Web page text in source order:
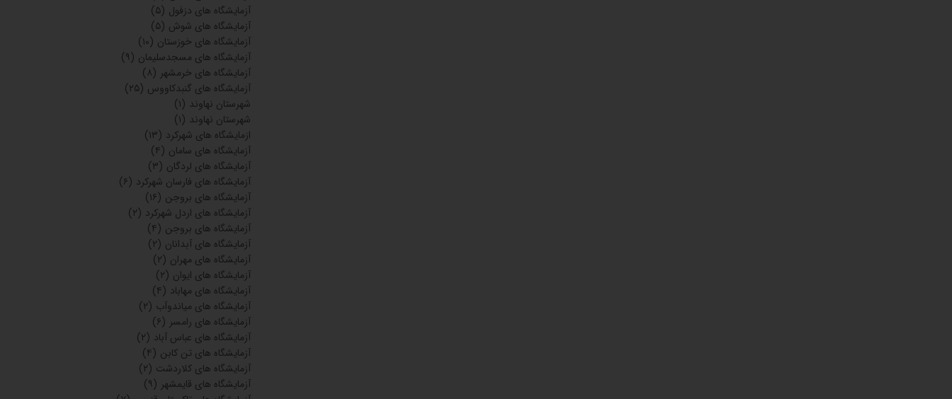
آزمایشگاه های دزفول (۵)
آزمایشگاه های شوش (۵)
آزمایشگاه های خوزستان (۱۰)
آزمایشگاه های مسجدسلیمان (۹)
آزمایشگاه های خرمشهر (۸)
آزمایشگاه های گنبدکاووس (۲۵)
شهرستان نهاوند (۱)
شهرستان نهاوند (۱)
ازمایشگاه های شهرکرد (۱۳)
آزمایشگاه های سامان (۴)
آزمایشگاه های لردگان (۳)
آزمایشگاه های فارسان شهرکرد (۶)
آزمایشگاه های بروجن (۱۶)
آزمایشگاه های اردل شهرکرد (۲)
آزمایشگاه های بروجن (۴)
آزمایشگاه های آبدانان (۲)
آزمایشگاه های مهران (۲)
آزمایشگاه های ایوان (۲)
آزمایشگاه های مهاباد (۴)
آزمایشگاه های میاندوآب (۲)
آزمایشگاه های رامسر (۶)
آزمایشگاه های عباس آباد (۲)
آزمایشگاه های تن کابن (۴)
آزمایشگاه های کلاردشت (۲)
آزمایشگاه های قایمشهر (۹)